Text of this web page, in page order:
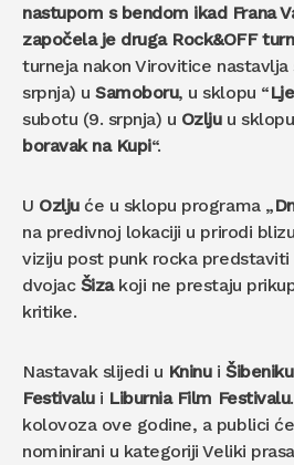
nastupom s bendom ikad Frana
započela je druga Rock&OFF
turneja nakon Virovitice
srpnja) uSamoboru, u sklopu “
subotu (9. srpnja) u Ozljuu
boravak na Kupi“.
U Ozljuće u sklopu programa „
na predivnoj lokaciji u prirodi
viziju post punk rocka
dvojac Šizakoji ne prestaju
kritike.
Nastavak slijedi u KninuiŠibeniku
Festivalui Liburnia Film Festivalu
kolovoza ove godine, a publici
nominirani u kategoriji Veliki